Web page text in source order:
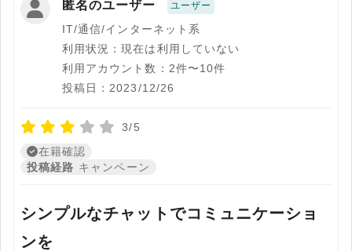
匿名のユーザー ユーザー
IT/通信/インターネット系
利用状況：現在は利用していない
利用アカウント数：2件〜10件
投稿日：2023/12/26
3/5
在籍確認
投稿経路 キャンペーン
シンプルなチャットでコミュニケーショ
ンを